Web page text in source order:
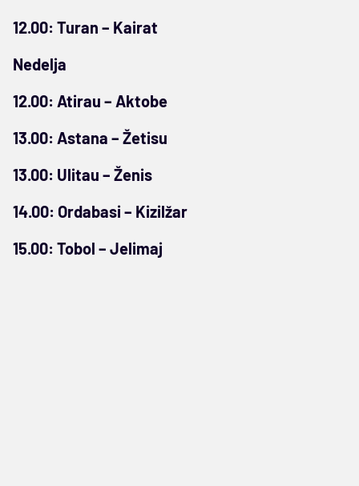
12.00: Turan – Kairat
Nedelja
12.00: Atirau – Aktobe
13.00: Astana – Žetisu
13.00: Ulitau – Ženis
14.00: Ordabasi – Kizilžar
15.00: Tobol – Jelimaj